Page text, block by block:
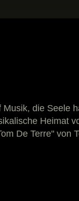
die Seele
Heimat
De Terre" von